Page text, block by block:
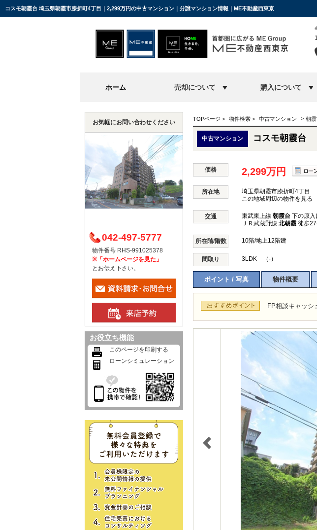
コスモ朝霞台 埼玉県朝霞市膝折町4丁目｜2,299万円の中古マンション｜分譲マンション情報｜ME不動産西東京
ホーム 売却について 購入について
TOPページ > 物件検索 > 中古マンション > 朝
中古マンション コスモ朝霞台
価格 2,299万円
所在地 埼玉県朝霞市膝折町4丁目
この地域周辺の物件を見る
交通 東武東上線 朝霞台 下の原
ＪＲ武蔵野線 北朝霞 徒歩
所在階/階数 10階/地上12階建
間取り 3LDK （-）
ポイント / 写真 物件概要
FP相談キャッシ
お気軽にお問い合わせください
042-497-5777
物件番号 RHS-991025378
※「ホームページを見た」
とお伝え下さい。
お役立ち機能
このページを印刷する
ローンシミュレーション